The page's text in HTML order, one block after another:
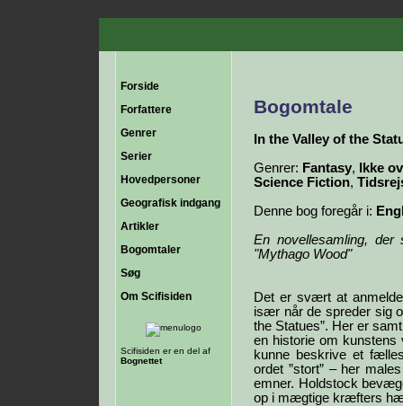
Forside
Forfattere
Genrer
Serier
Hovedpersoner
Geografisk indgang
Artikler
Bogomtaler
Søg
Om Scifisiden
Scifisiden er en del af
Bognettet
Bogomtale
In the Valley of the
Genrer: Fantasy,
Ikke
Science Fiction,
Denne bog foregår i:
En novellesamling,
"Mythago Wood"
Det er svært at
især når de spreder sig
the Statues”. Her er
en historie om kunstens
kunne beskrive et
ordet ”stort” – her
emner. Holdstock
op i mægtige kræfters